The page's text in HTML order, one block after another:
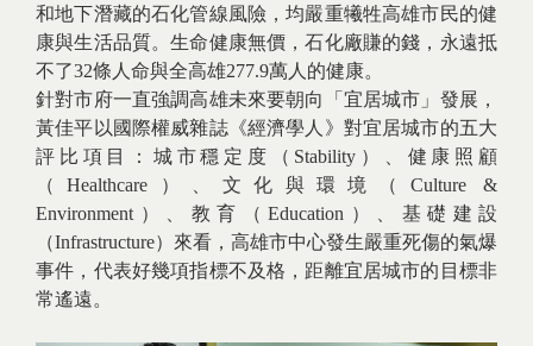
和地下潛藏的石化管線風險，均嚴重犧牲高雄市民的健
康與生活品質。生命健康無價，石化廠賺的錢，永遠抵
不了32條人命與全高雄277.9萬人的健康。
針對市府一直強調高雄未來要朝向「宜居城市」發展，
黃佳平以國際權威雜誌《經濟學人》對宜居城市的五大
評比項目：城市穩定度（Stability）、健康照顧
（Healthcare）、文化與環境（Culture &
Environment）、教育（Education）、基礎建設
（Infrastructure）來看，高雄市中心發生嚴重死傷的氣爆
事件，代表好幾項指標不及格，距離宜居城市的目標非
常遙遠。